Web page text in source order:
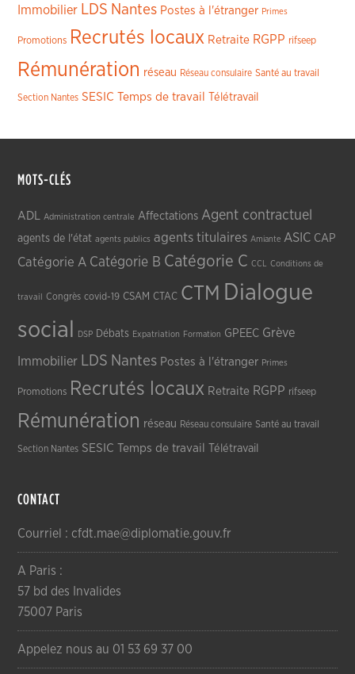
Immobilier LDS Nantes Postes à l'étranger Primes
Promotions Recrutés locaux Retraite RGPP rifseep
Rémunération réseau Réseau consulaire Santé au travail
Section Nantes SESIC Temps de travail Télétravail
MOTS-CLÉS
ADL Administration centrale Affectations Agent contractuel
agents de l'état agents publics agents titulaires Amiante ASIC CAP
Catégorie A Catégorie B Catégorie C CCL Conditions de
travail Congrès covid-19 CSAM CTAC CTM Dialogue
social
DSP Débats Expatriation Formation GPEEC Grève
Immobilier LDS Nantes Postes à l'étranger Primes
Promotions Recrutés locaux Retraite RGPP rifseep
Rémunération réseau Réseau consulaire Santé au travail
Section Nantes SESIC Temps de travail Télétravail
CONTACT
Courriel : cfdt.mae@diplomatie.gouv.fr
A Paris :
57 bd des Invalides
75007 Paris
Appelez nous au 01 53 69 37 00